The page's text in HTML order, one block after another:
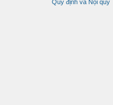
Quy định và Nội quy